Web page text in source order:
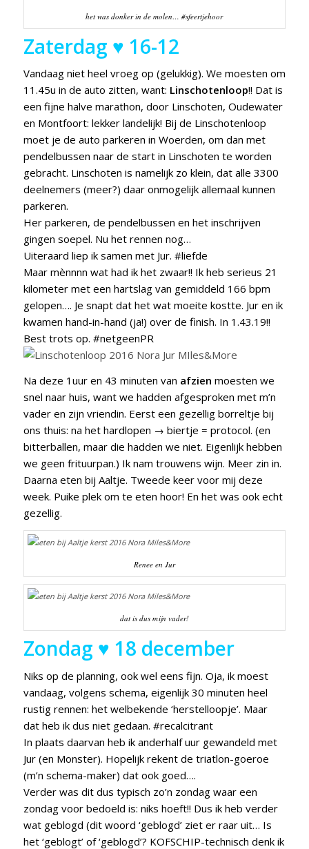
het was donker in de molen… #sfeertjehoor
Zaterdag ♥ 16-12
Vandaag niet heel vroeg op (gelukkig). We moesten om
11.45u in de auto zitten, want: Linschotenloop!! Dat is
een fijne halve marathon, door Linschoten, Oudewater
en Montfoort: lekker landelijk! Bij de Linschotenloop
moet je de auto parkeren in Woerden, om dan met
pendelbussen naar de start in Linschoten te worden
gebracht. Linschoten is namelijk zo klein, dat alle 3300
deelnemers (meer?) daar onmogelijk allemaal kunnen
parkeren.
Her parkeren, de pendelbussen en het inschrijven
gingen soepel. Nu het rennen nog…
Uiteraard liep ik samen met Jur. #liefde
Maar mènnnn wat had ik het zwaar!! Ik heb serieus 21
kilometer met een hartslag van gemiddeld 166 bpm
gelopen…. Je snapt dat het wat moeite kostte. Jur en ik
kwamen hand-in-hand (ja!) over de finish. In 1.43.19!!
Best trots op. #netgeenPR
Na deze 1uur en 43 minuten van afzien moesten we
snel naar huis, want we hadden afgesproken met m’n
vader en zijn vriendin. Eerst een gezellig borreltje bij
ons thuis: na het hardlopen → biertje = protocol. (en
bitterballen, maar die hadden we niet. Eigenlijk hebben
we geen frituurpan.) Ik nam trouwens wijn. Meer zin in.
Daarna eten bij Aaltje. Tweede keer voor mij deze
week. Puike plek om te eten hoor! En het was ook echt
gezellig.
Renee en Jur
dat is dus mijn vader!
Zondag ♥ 18 december
Niks op de planning, ook wel eens fijn. Oja, ik moest
vandaag, volgens schema, eigenlijk 30 minuten heel
rustig rennen: het welbekende ‘herstelloopje’. Maar
dat heb ik dus niet gedaan. #recalcitrant
In plaats daarvan heb ik anderhalf uur gewandeld met
Jur (en Monster). Hopelijk rekent de triatlon-goeroe
(m’n schema-maker) dat ook goed….
Verder was dit dus typisch zo’n zondag waar een
zondag voor bedoeld is: niks hoeft!! Dus ik heb verder
wat geblogd (dit woord ‘geblogd’ ziet er raar uit… Is
het ‘geblogt’ of ‘geblogd’? KOFSCHIP-technisch denk ik